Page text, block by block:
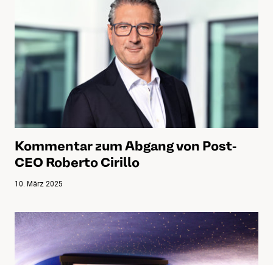
Kommentar zum Abgang von Post-
CEO Roberto Cirillo
10. März 2025